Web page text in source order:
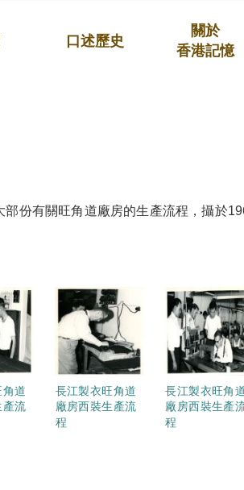
口述歷史
關於
香港記憶
份有關旺角道廠房的生產流程，攝於
道
產流
長江製衣旺角道
廠房西裝生產流
程
長江製衣旺角
廠房西裝生產
程